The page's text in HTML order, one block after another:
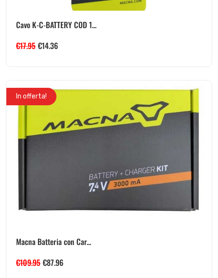
Cavo K-C-BATTERY COD 1...
€17.95 €14.36
In offerta!
Macna Batteria con Car...
€109.95 €87.96